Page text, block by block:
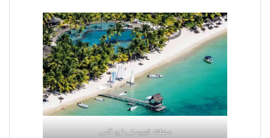
منطقه توریستی ترو اکس